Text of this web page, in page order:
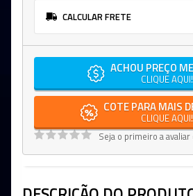
CALCULAR FRETE
ACHOU PREÇO
CLIQUE AQUI!
COTE PARA MAIS
CLIQUE AQUI!
Seja o primeiro a